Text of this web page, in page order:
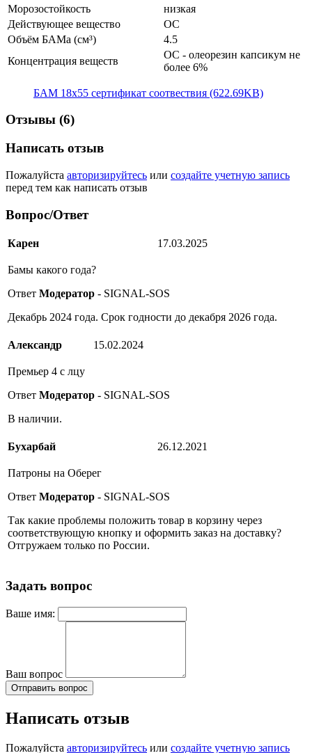
Морозостойкость
низкая
Действующее вещество
OC
Объём БАМа (см³)
4.5
Концентрация веществ
ОС - олеорезин капсикум не
более 6%
БАМ 18х55 сертификат соотвествия (622.69KB)
Отзывы (6)
Написать отзыв
Пожалуйста авторизируйтесь или создайте учетную запись
перед тем как написать отзыв
Вопрос/Ответ
Карен 17.03.2025
Бамы какого года?
Ответ Модератор - SIGNAL-SOS
Декабрь 2024 года. Срок годности до декабря 2026 года.
Александр 15.02.2024
Премьер 4 с лцу
Ответ Модератор - SIGNAL-SOS
В наличии.
Бухарбай 26.12.2021
Патроны на Оберег
Ответ Модератор - SIGNAL-SOS
Так какие проблемы положить товар в корзину через
соответствующую кнопку и оформить заказ на доставку?
Отгружаем только по России.
Задать вопрос
Ваше имя:
Ваш вопрос
Отправить вопрос
Написать отзыв
Пожалуйста авторизируйтесь или создайте учетную запись